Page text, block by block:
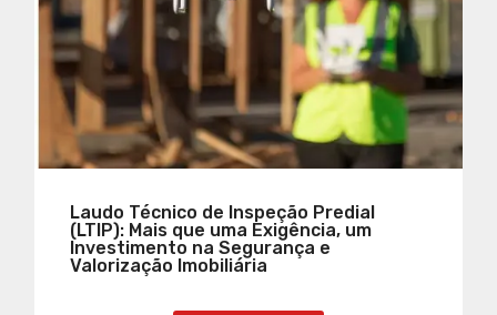
Laudo Técnico de Inspeção Predial
(LTIP): Mais que uma Exigência, um
Investimento na Segurança e
Valorização Imobiliária